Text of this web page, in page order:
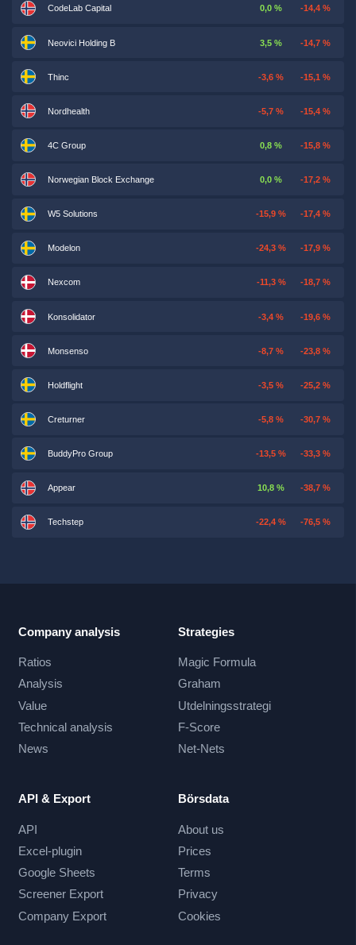
CodeLab Capital 0,0 % -14,4 %
Neovici Holding B 3,5 % -14,7 %
Thinc -3,6 % -15,1 %
Nordhealth -5,7 % -15,4 %
4C Group 0,8 % -15,8 %
Norwegian Block Exchange 0,0 % -17,2 %
W5 Solutions -15,9 % -17,4 %
Modelon -24,3 % -17,9 %
Nexcom -11,3 % -18,7 %
Konsolidator -3,4 % -19,6 %
Monsenso -8,7 % -23,8 %
Holdflight -3,5 % -25,2 %
Creturner -5,8 % -30,7 %
BuddyPro Group -13,5 % -33,3 %
Appear 10,8 % -38,7 %
Techstep -22,4 % -76,5 %
Company analysis
Ratios
Analysis
Value
Technical analysis
News
Strategies
Magic Formula
Graham
Utdelningsstrategi
F-Score
Net-Nets
API & Export
API
Excel-plugin
Google Sheets
Screener Export
Company Export
Börsdata
About us
Prices
Terms
Privacy
Cookies